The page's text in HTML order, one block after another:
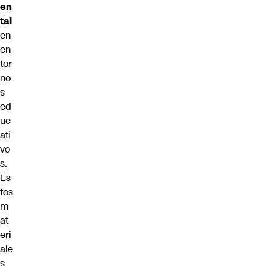
en
tal
en
en
tor
no
s
ed
uc
ati
vo
s.
Es
tos
m
at
eri
ale
s